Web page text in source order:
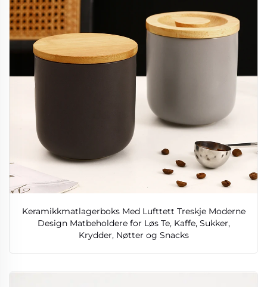
Keramikkmatlagerboks Med Lufttett Treskje Moderne
Design Matbeholdere for Løs Te, Kaffe, Sukker,
Krydder, Nøtter og Snacks